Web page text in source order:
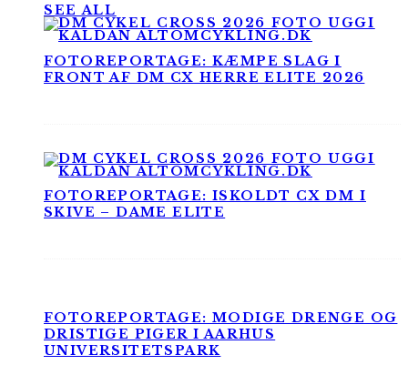
SEE ALL
FOTOREPORTAGE: KÆMPE SLAG I
FRONT AF DM CX HERRE ELITE 2026
FOTOREPORTAGE: ISKOLDT CX DM I
SKIVE – DAME ELITE
FOTOREPORTAGE: MODIGE DRENGE OG
DRISTIGE PIGER I AARHUS
UNIVERSITETSPARK